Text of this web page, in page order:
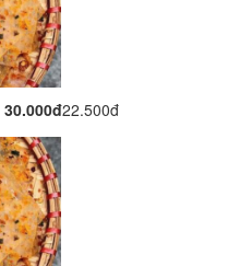
30.000đ22.500đ